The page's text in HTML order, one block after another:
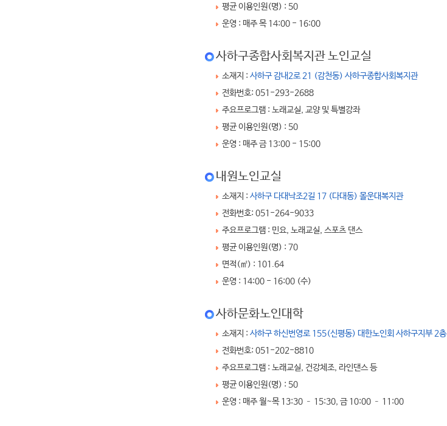
평균 이용인원(명) : 50
운영 : 매주 목 14:00 - 16:00
사하구종합사회복지관 노인교실
소재지 : 사하구 감내2로 21 (감천동) 사하구종합사회복지관
전화번호: 051-293-2688
주요프로그램 : 노래교실, 교양 및 특별강좌
평균 이용인원(명) : 50
운영 : 매주 금 13:00 - 15:00
내원노인교실
소재지 : 사하구 다대낙조2길 17 (다대동) 몰운대복지관
전화번호: 051-264-9033
주요프로그램 : 민요, 노래교실, 스포츠 댄스
평균 이용인원(명) : 70
면적(㎡) : 101.64
운영 : 14:00 - 16:00 (수)
사하문화노인대학
소재지 : 사하구 하신번영로 155(신평동) 대한노인회 사하구지부 2층
전화번호: 051-202-8810
주요프로그램 : 노래교실, 건강체조, 라인댄스 등
평균 이용인원(명) : 50
운영 : 매주 월~목 13:30 – 15:30, 금 10:00 – 11:00